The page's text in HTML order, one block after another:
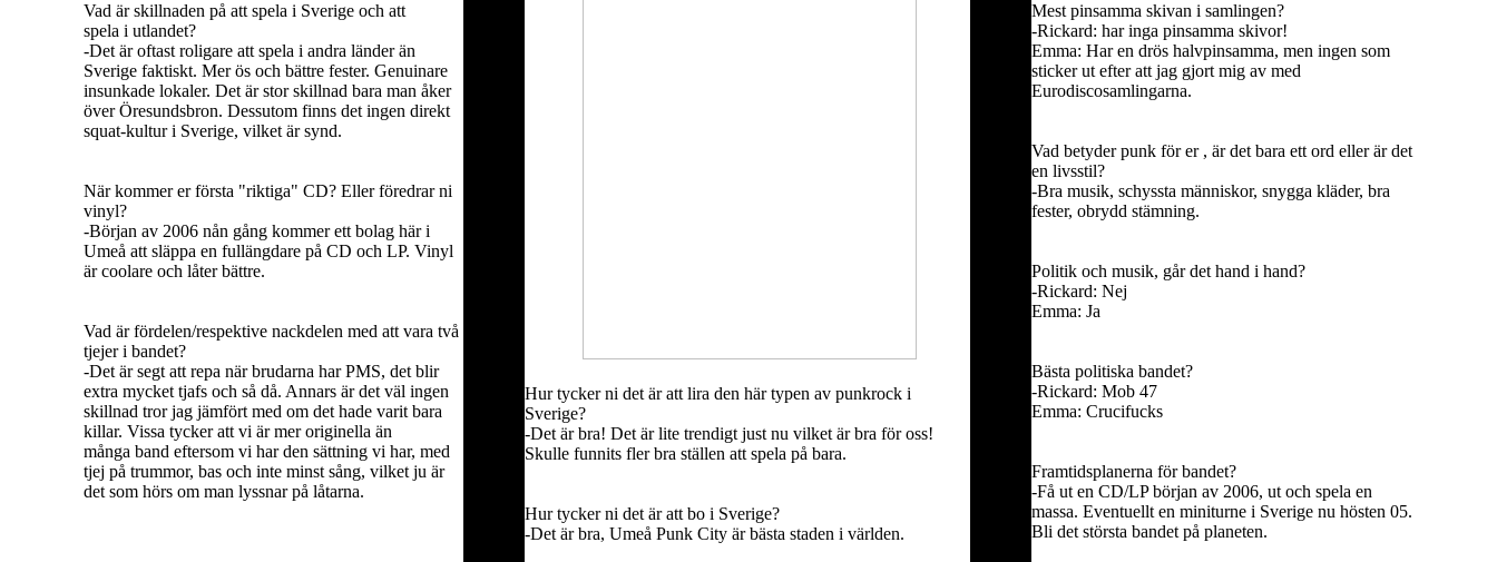
Vad är skillnaden på att spela i Sverige och att
spela i utlandet?
-Det är oftast roligare att spela i andra länder än
Sverige faktiskt. Mer ös och bättre fester. Genuinare
insunkade lokaler. Det är stor skillnad bara man åker
över Öresundsbron. Dessutom finns det ingen direkt
squat-kultur i Sverige, vilket är synd.
När kommer er första "riktiga" CD? Eller föredrar ni
vinyl?
-Början av 2006 nån gång kommer ett bolag här i
Umeå att släppa en fullängdare på CD och LP. Vinyl
är coolare och låter bättre.
Vad är fördelen/respektive nackdelen med att vara två
tjejer i bandet?
-Det är segt att repa när brudarna har PMS, det blir
extra mycket tjafs och så då. Annars är det väl ingen
skillnad tror jag jämfört med om det hade varit bara
killar. Vissa tycker att vi är mer originella än
många band eftersom vi har den sättning vi har, med
tjej på trummor, bas och inte minst sång, vilket ju är
det som hörs om man lyssnar på låtarna.
Hur tycker ni det är att lira den här typen av punkrock i
Sverige?
-Det är bra! Det är lite trendigt just nu vilket är bra för oss!
Skulle funnits fler bra ställen att spela på bara.
Hur tycker ni det är att bo i Sverige?
-Det är bra, Umeå Punk City är bästa staden i världen.
Mest pinsamma skivan i samlingen?
-Rickard: har inga pinsamma skivor!
Emma: Har en drös halvpinsamma, men ingen som
sticker ut efter att jag gjort mig av med
Eurodiscosamlingarna.
Vad betyder punk för er , är det bara ett ord eller är det
en livsstil?
-Bra musik, schyssta människor, snygga kläder, bra
fester, obrydd stämning.
Politik och musik, går det hand i hand?
-Rickard: Nej
Emma: Ja
Bästa politiska bandet?
-Rickard: Mob 47
Emma: Crucifucks
Framtidsplanerna för bandet?
-Få ut en CD/LP början av 2006, ut och spela en
massa. Eventuellt en miniturne i Sverige nu hösten 05.
Bli det största bandet på planeten.